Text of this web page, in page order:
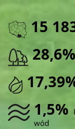
15
28,6%
1,5%
wód